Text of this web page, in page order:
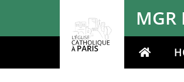
MGR
Votre